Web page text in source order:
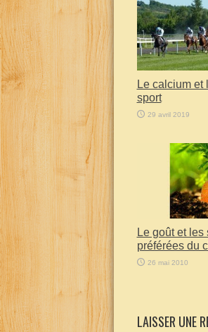
Le calcium et
sport
29 avril 2019
Le goût et les
préférées du
26 mai 2010
LAISSER UNE